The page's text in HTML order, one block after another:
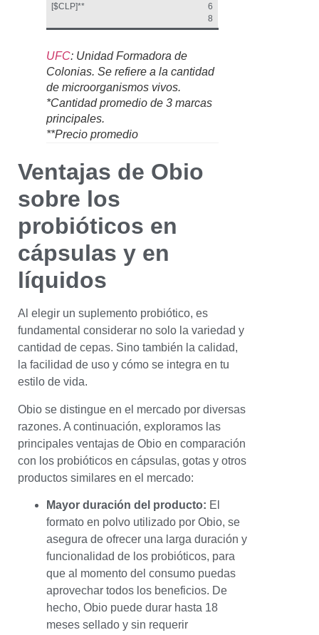
[$CLP]**
6
8
UFC: Unidad Formadora de
Colonias. Se refiere a la cantidad
de microorganismos vivos.
*Cantidad promedio de 3 marcas
principales.
**Precio promedio
Ventajas de Obio
sobre los
probióticos en
cápsulas y en
líquidos
Al elegir un suplemento probiótico, es
fundamental considerar no solo la variedad y
cantidad de cepas. Sino también la calidad,
la facilidad de uso y cómo se integra en tu
estilo de vida.
Obio se distingue en el mercado por diversas
razones. A continuación, exploramos las
principales ventajas de Obio en comparación
con los probióticos en cápsulas, gotas y otros
productos similares en el mercado:
Mayor duración del producto: El
formato en polvo utilizado por Obio, se
asegura de ofrecer una larga duración y
funcionalidad de los probióticos, para
que al momento del consumo puedas
aprovechar todos los beneficios. De
hecho, Obio puede durar hasta 18
meses sellado y sin requerir